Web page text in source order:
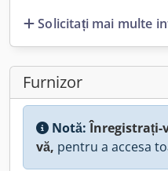
Solicitați mai multe
Furnizor
Notă:Înregistrați-
vă, pentru a accesa